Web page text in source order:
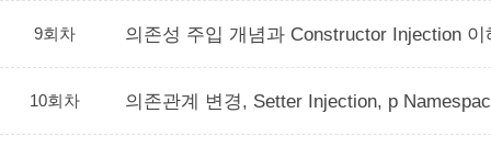
9회차 의존성 주입 개념과 Constructor Injection 이
10회차 의존관계 변경, Setter Injection, p